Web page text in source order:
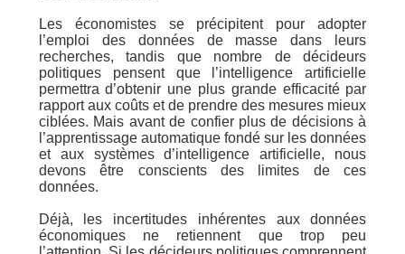
Les économistes se précipitent pour adopter
l’emploi des données de masse dans leurs
recherches, tandis que nombre de décideurs
politiques pensent que l’intelligence artificielle
permettra d’obtenir une plus grande efficacité par
rapport aux coûts et de prendre des mesures mieux
ciblées. Mais avant de confier plus de décisions à
l’apprentissage automatique fondé sur les données
et aux systèmes d’intelligence artificielle, nous
devons être conscients des limites de ces
données.
Déjà, les incertitudes inhérentes aux données
économiques ne retiennent que trop peu